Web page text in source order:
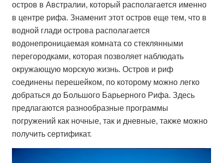
остров в Австралии, который располагается именно
в центре рифа. Знаменит этот остров еще тем, что в
водной глади острова располагается
водонепроницаемая комната со стеклянными
перегородками, которая позволяет наблюдать
окружающую морскую жизнь. Остров и риф
соединены перешейком, по которому можно легко
добраться до Большого Барьерного Рифа. Здесь
предлагаются разнообразные программы
погружений как ночные, так и дневные, также можно
получить сертификат.